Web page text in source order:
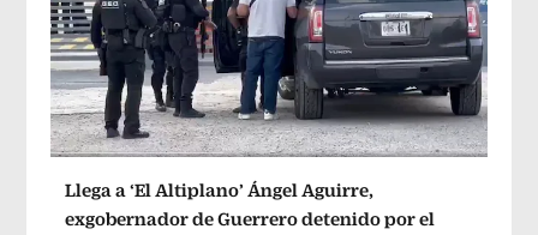
Llega a ‘El Altiplano’ Ángel Aguirre,
exgobernador de Guerrero detenido por el